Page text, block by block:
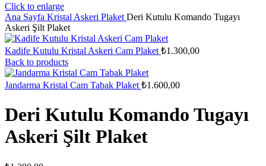
Click to enlarge
Ana Sayfa Kristal Askeri Plaket Deri Kutulu Komando Tugayı
Askeri Şilt Plaket
Kadife Kutulu Kristal Askeri Cam Plaket ₺1.300,00
Back to products
Jandarma Kristal Cam Tabak Plaket ₺1.600,00
Deri Kutulu Komando Tugayı
Askeri Şilt Plaket